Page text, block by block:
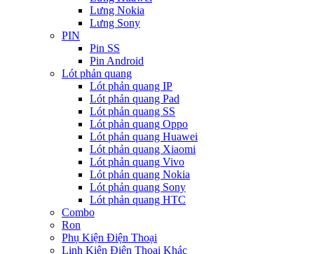
Lưng Nokia
Lưng Sony
PIN
Pin SS
Pin Android
Lót phản quang
Lót phản quang IP
Lót phản quang Pad
Lót phản quang SS
Lót phản quang Oppo
Lót phản quang Huawei
Lót phản quang Xiaomi
Lót phản quang Vivo
Lót phản quang Nokia
Lót phản quang Sony
Lót phản quang HTC
Combo
Ron
Phụ Kiện Điện Thoại
Linh Kiện Điện Thoại Khác